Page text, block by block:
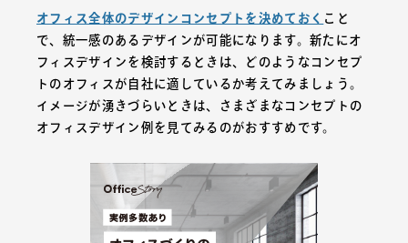
オフィス全体のデザインコンセプトを決めておく こと
で、統一感のあるデザインが可能になります。新たにオ
フィスデザインを検討するときは、どのようなコンセプ
トのオフィスが自社に適しているか考えてみましょう。
イメージが湧きづらいときは、さまざまなコンセプトの
オフィスデザイン例を見てみるのがおすすめです。